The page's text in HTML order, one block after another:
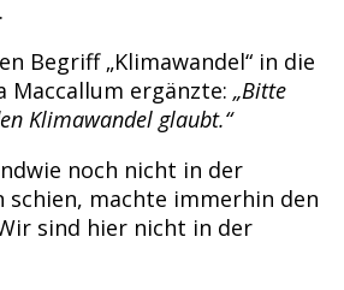
Begriff „Klimawandel“ in die
Maccallum ergänzte: „Bitte
Klimawandel glaubt.“
noch nicht in der
schien, machte immerhin den
sind hier nicht in der